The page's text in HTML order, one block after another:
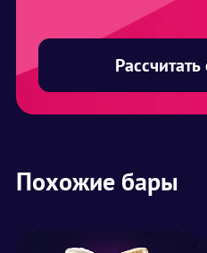
Похожие бары